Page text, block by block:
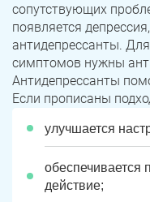
сопутствующих
появляется
антидепрессанты.
симптомов нужны
Антидепрессанты
Если прописаны
улучшается
обеспечивается
действие;